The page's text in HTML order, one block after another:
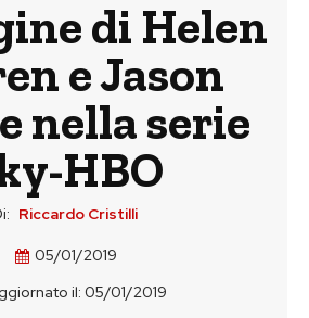
di Helen
e Jason
nella serie
HBO
Riccardo Cristilli
05/01/2019
il: 05/01/2019